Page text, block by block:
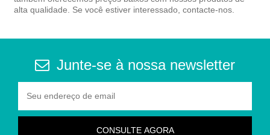
alta qualidade. Se você estiver interessado, contacte-nos.
Junte-se à nossa newsletter